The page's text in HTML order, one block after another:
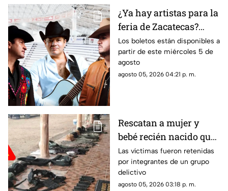
¿Ya hay artistas para la
feria de Zacatecas?
Confirman tres grandes
del regional mexicano
en el Lienzo Charro
Los boletos están disponibles a
partir de este miércoles 5 de
agosto
agosto 05, 2026 04:21 p. m.
Rescatan a mujer y
bebé recién nacido que
fueron privados de la
libertad en Valparaíso
Las víctimas fueron retenidas
por integrantes de un grupo
delictivo
agosto 05, 2026 03:18 p. m.